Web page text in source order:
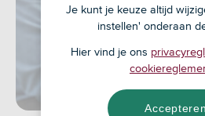
Je kunt je keuze altijd
instellen' onderaan
Hier vind je ons
Accepteren